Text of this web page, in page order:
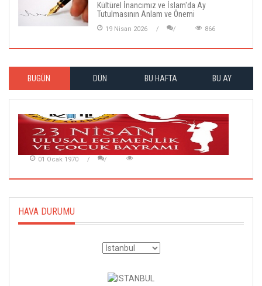
Kültürel İnancımız ve İslam'da Ay
Tutulmasının Anlam ve Önemi
19 Nisan 2026 866
BUGÜN DÜN BU HAFTA BU AY
01 Ocak 1970
HAVA DURUMU